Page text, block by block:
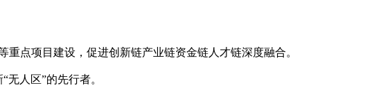
点项目建设，促进创新链产业链资金链人才链深度融合。
人区”的先行者。